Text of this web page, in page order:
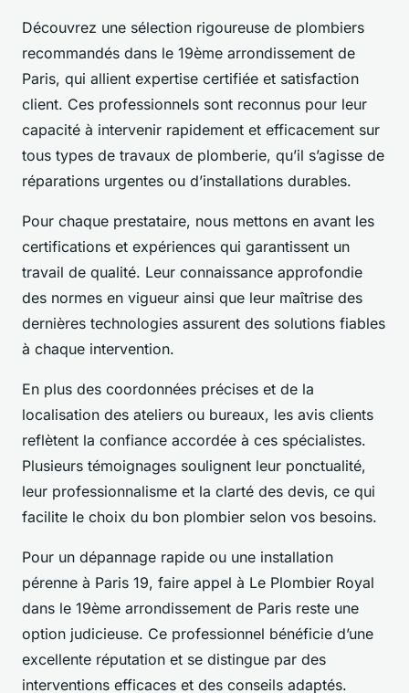
Découvrez une sélection rigoureuse de plombiers
recommandés dans le 19ème arrondissement de
Paris, qui allient expertise certifiée et satisfaction
client. Ces professionnels sont reconnus pour leur
capacité à intervenir rapidement et efficacement sur
tous types de travaux de plomberie, qu’il s’agisse de
réparations urgentes ou d’installations durables.
Pour chaque prestataire, nous mettons en avant les
certifications et expériences qui garantissent un
travail de qualité. Leur connaissance approfondie
des normes en vigueur ainsi que leur maîtrise des
dernières technologies assurent des solutions fiables
à chaque intervention.
En plus des coordonnées précises et de la
localisation des ateliers ou bureaux, les avis clients
reflètent la confiance accordée à ces spécialistes.
Plusieurs témoignages soulignent leur ponctualité,
leur professionnalisme et la clarté des devis, ce qui
facilite le choix du bon plombier selon vos besoins.
Pour un dépannage rapide ou une installation
pérenne à Paris 19, faire appel à Le Plombier Royal
dans le 19ème arrondissement de Paris reste une
option judicieuse. Ce professionnel bénéficie d’une
excellente réputation et se distingue par des
interventions efficaces et des conseils adaptés.